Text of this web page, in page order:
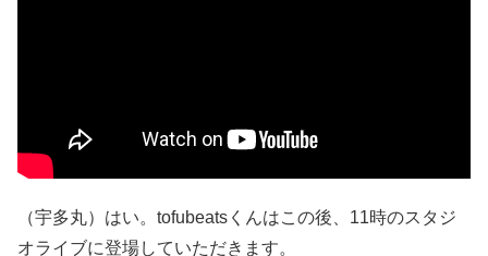
（宇多丸）はい。tofubeatsくんはこの後、11時のスタジ
オライブに登場していただきます。